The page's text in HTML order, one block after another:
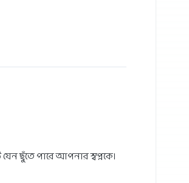
ছুঁতে পারে আপনার স্বপ্নকে।